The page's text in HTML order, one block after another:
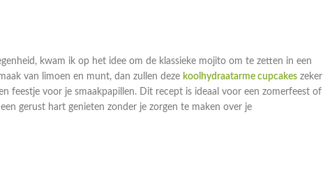
kwam ik op het idee om de klassieke mojito om te zetten in een
van limoen en munt, dan zullen deze koolhydraatarme cupcakes zeker
feestje voor je smaakpapillen. Dit recept is ideaal voor een zomerfeest of
gerust hart genieten zonder je zorgen te maken over je